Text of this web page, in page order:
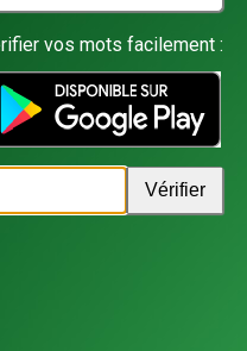
vos mots facilement :